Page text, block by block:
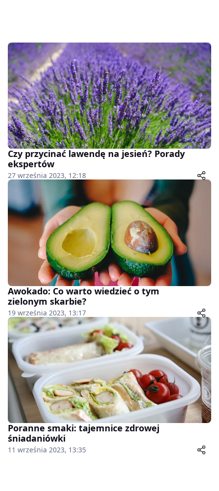
Czy przycinać lawendę na jesień? Porady
ekspertów
27 września 2023, 12:18
Awokado: Co warto wiedzieć o tym
zielonym skarbie?
19 września 2023, 13:17
Poranne smaki: tajemnice zdrowej
śniadaniówki
11 września 2023, 13:35